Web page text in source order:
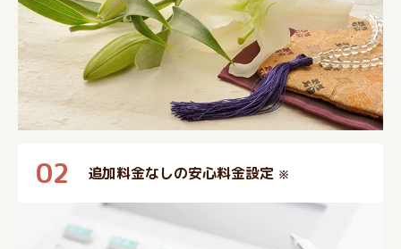
02 追加料金なしの安心料金設定 ※